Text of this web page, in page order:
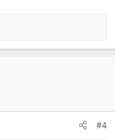
#4